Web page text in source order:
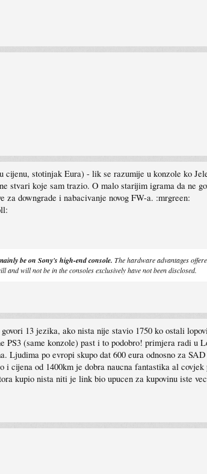
stotinjak Eura) - lik se razumije u konzole ko
stvari koje sam trazio. O malo starijim igrama da ne
downgrade i nabacivanje novog FW-a. :mrgreen:
be on Sony's high-end console. The hardware advantages
will not be in the consoles exclusively have not been disclosed.
13 jezika, ako nista nije stavio 1750 ko ostali
(same konzole) past i to podobro! primjera radi u
po evropi skupo dat 600 eura odnosno za
cijena od 1400km je dobra naucna fantastika al
kupio nista niti je link bio upucen za kupovinu iste